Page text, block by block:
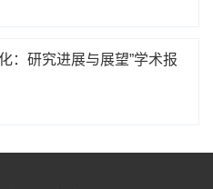
：研究进展与展望”学术报